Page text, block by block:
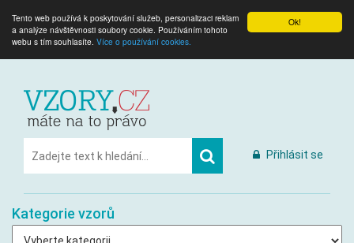
Ok!
Tento web používá k poskytování služeb, personalizaci reklam
a analýze návštěvnosti soubory cookie. Používáním tohoto
webu s tím souhlasíte. Více o používání cookies.
Přihlásit se
Kategorie vzorů